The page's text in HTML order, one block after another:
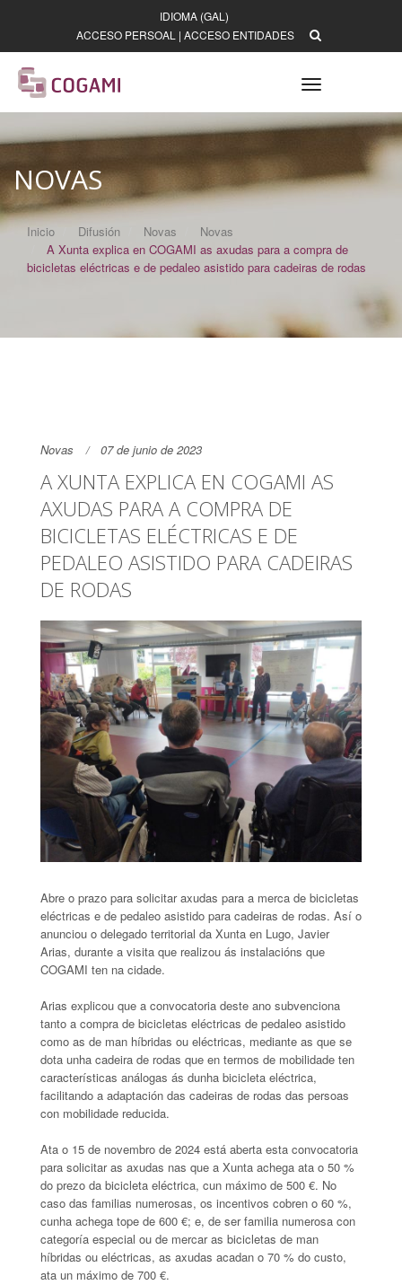
IDIOMA (GAL)
ACCESO PERSOAL | ACCESO ENTIDADES
Toggle
navigation
NOVAS
Inicio Difusión Novas
Novas
A Xunta explica en COGAMI as axudas para a compra de
bicicletas eléctricas e de pedaleo asistido para cadeiras de rodas
Novas 07 de junio de 2023
A XUNTA EXPLICA EN COGAMI AS
AXUDAS PARA A COMPRA DE
BICICLETAS ELÉCTRICAS E DE
PEDALEO ASISTIDO PARA CADEIRAS
DE RODAS
Abre o prazo para solicitar axudas para a merca de bicicletas
eléctricas e de pedaleo asistido para cadeiras de rodas. Así o
anunciou o delegado territorial da Xunta en Lugo, Javier
Arias, durante a visita que realizou ás instalacións que
COGAMI ten na cidade.
Arias explicou que a convocatoria deste ano subvenciona
tanto a compra de bicicletas eléctricas de pedaleo asistido
como as de man híbridas ou eléctricas, mediante as que se
dota unha cadeira de rodas que en termos de mobilidade ten
características análogas ás dunha bicicleta eléctrica,
facilitando a adaptación das cadeiras de rodas das persoas
con mobilidade reducida.
Ata o 15 de novembro de 2024 está aberta esta convocatoria
para solicitar as axudas nas que a Xunta achega ata o 50 %
do prezo da bicicleta eléctrica, cun máximo de 500 €. No
caso das familias numerosas, os incentivos cobren o 60 %,
cunha achega tope de 600 €; e, de ser familia numerosa con
categoría especial ou de mercar as bicicletas de man
híbridas ou eléctricas, as axudas acadan o 70 % do custo,
ata un máximo de 700 €.